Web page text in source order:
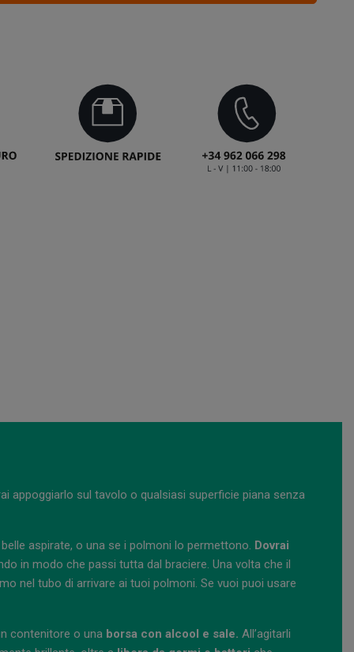
appoggiarlo sul tavolo o qualsiasi superficie piana senza
aspirate, o una se i polmoni lo permettono. Dovrai
in modo che passi tutta dal braciere. Una volta che il
nel tubo di arrivare ai tuoi polmoni. Se vuoi puoi usare
contenitore o una borsa con alcool e sale. All’agitarli